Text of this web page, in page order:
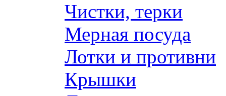
Чистки, терки
Мерная посуда
Лотки и противни
Крышки